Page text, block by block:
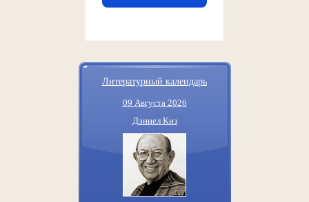
Литературный календарь
09 Августа 2026
Дэниел Киз